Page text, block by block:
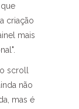
criação
mais
scroll
não
mas é